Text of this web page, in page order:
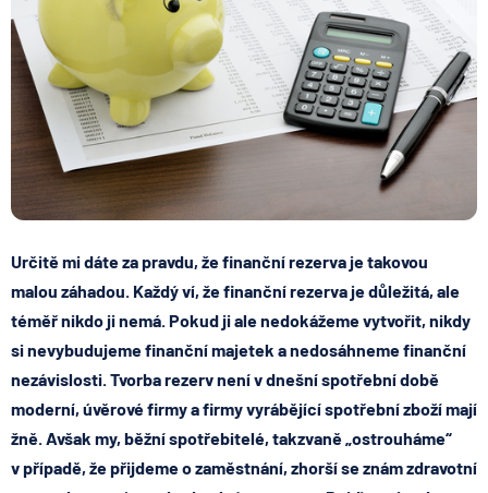
Určitě mi dáte za pravdu, že finanční rezerva je takovou
malou záhadou. Každý ví, že finanční rezerva je důležitá, ale
téměř nikdo ji nemá. Pokud ji ale nedokážeme vytvořit, nikdy
si nevybudujeme finanční majetek a nedosáhneme finanční
nezávislosti. Tvorba rezerv není v dnešní spotřební době
moderní, úvěrové firmy a firmy vyrábějící spotřební zboží mají
žně. Avšak my, běžní spotřebitelé, takzvaně „ostrouháme“
v případě, že přijdeme o zaměstnání, zhorší se znám zdravotní